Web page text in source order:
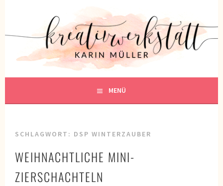
KREATIVWERKSTATT
KREATIV SEIN
MENÜ
SCHLAGWORT: DSP WINTERZAUBER
WEIHNACHTLICHE MINI-
ZIERSCHACHTELN